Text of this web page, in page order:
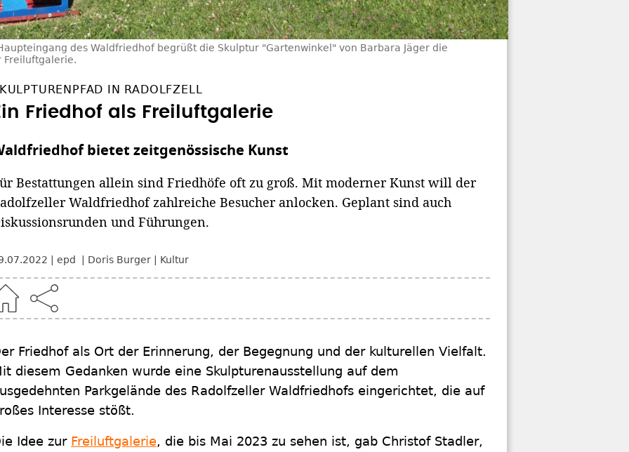
des Waldfriedhof begrüßt die Skulptur "Gartenwinkel" von Barbara Jäger die
Freiluftgalerie.
IN RADOLFZELL
Friedhof als Freiluftgalerie
bietet zeitgenössische Kunst
Bestattungen allein sind Friedhöfe oft zu groß. Mit moderner Kunst will der
Waldfriedhof zahlreiche Besucher anlocken. Geplant sind auch
und Führungen.
epd Doris Burger Kultur
Friedhof als Ort der Erinnerung, der Begegnung und der kulturellen Vielfalt.
diesem Gedanken wurde eine Skulpturenausstellung auf dem
Parkgelände des Radolfzeller Waldfriedhofs eingerichtet, die auf
Interesse stößt.
Idee zur Freiluftgalerie, die bis Mai 2023 zu sehen ist, gab Christof Stadler,